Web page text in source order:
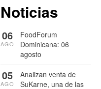
Noticias
FoodForum
Dominicana: 06
agosto
06
AGO
Analizan venta de
SuKarne, una de las
05
AGO